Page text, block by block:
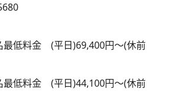
低料金 (平日)69,400円～(休前
低料金 (平日)44,100円～(休前